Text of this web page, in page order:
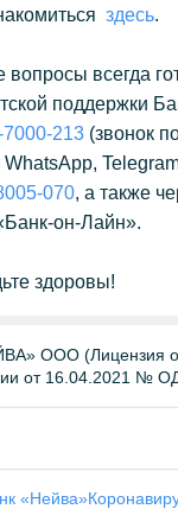
здесь.
всегда
поддержки
213 (звонок
070, а также
он-Лайн».
здоровы!
ООО (Лицензия
от 16.04.2021 №
«Нейва»